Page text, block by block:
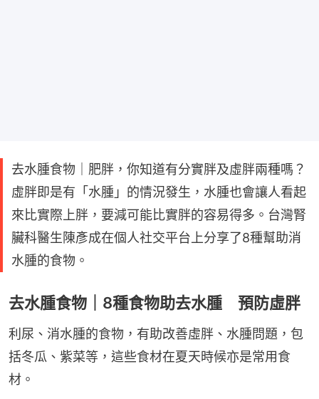
去水腫食物｜肥胖，你知道有分實胖及虛胖兩種嗎？
虛胖即是有「水腫」的情況發生，水腫也會讓人看起
來比實際上胖，要減可能比實胖的容易得多。台灣腎
臟科醫生陳彥成在個人社交平台上分享了8種幫助消
水腫的食物。
去水腫食物｜8種食物助去水腫 預防虛胖
利尿、消水腫的食物，有助改善虛胖、水腫問題，包
括冬瓜、紫菜等，這些食材在夏天時候亦是常用食
材。